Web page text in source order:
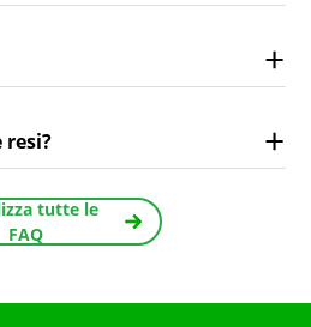
resi?
tutte le
FAQ